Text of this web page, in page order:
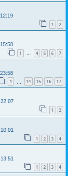
1 2
1 … 4 5 6 7
1 14 15 16 17
1 2
1 2 3 4
1 2 3 4